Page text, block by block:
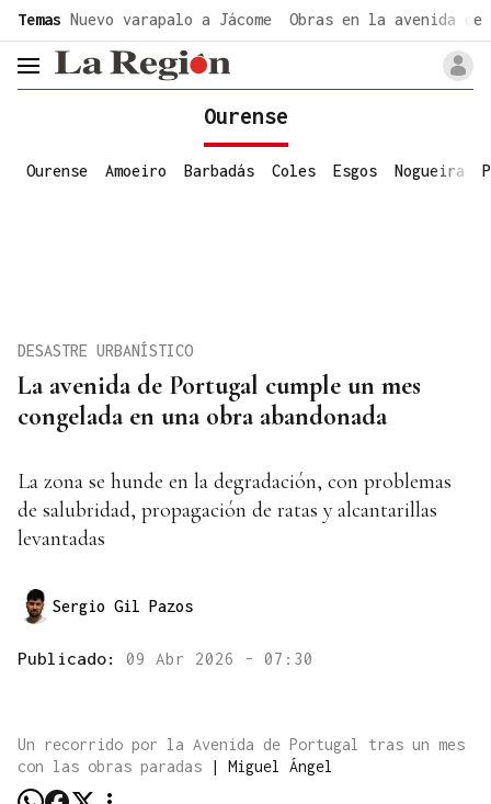
Temas Nuevo varapalo a Jácome Obras en la avenida de
header.menu.open
Ourense
Ourense Amoeiro Barbadás Coles Esgos Nogueira
La avenida de Portugal cumple un mes
congelada en una obra abandonada
DESASTRE URBANÍSTICO
La zona se hunde en la degradación, con problemas
de salubridad, propagación de ratas y alcantarillas
levantadas
Sergio Gil Pazos
Publicado: 09 Abr 2026 - 07:30
Un recorrido por la Avenida de Portugal tras un mes
con las obras paradas
| Miguel Ángel